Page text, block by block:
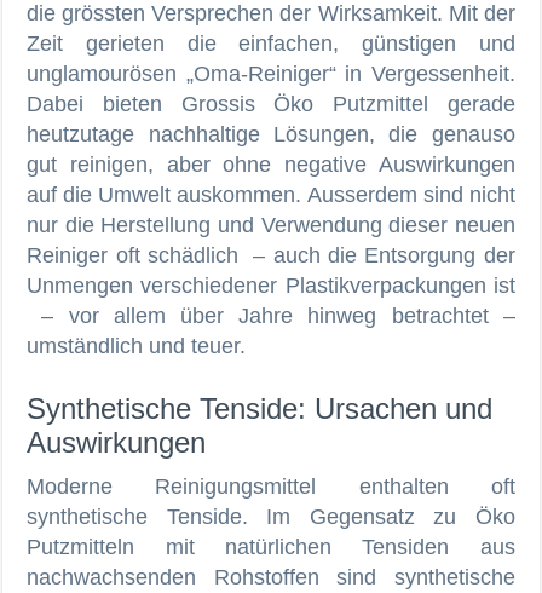
die grössten Versprechen der Wirksamkeit. Mit der
Zeit gerieten die einfachen, günstigen und
unglamourösen „Oma-Reiniger“ in Vergessenheit.
Dabei bieten Grossis Öko Putzmittel gerade
heutzutage nachhaltige Lösungen, die genauso
gut reinigen, aber ohne negative Auswirkungen
auf die Umwelt auskommen. Ausserdem sind nicht
nur die Herstellung und Verwendung dieser neuen
Reiniger oft schädlich – auch die Entsorgung der
Unmengen verschiedener Plastikverpackungen ist
– vor allem über Jahre hinweg betrachtet –
umständlich und teuer.
Synthetische Tenside: Ursachen und
Auswirkungen
Moderne Reinigungsmittel enthalten oft
synthetische Tenside. Im Gegensatz zu Öko
Putzmitteln mit natürlichen Tensiden aus
nachwachsenden Rohstoffen sind synthetische